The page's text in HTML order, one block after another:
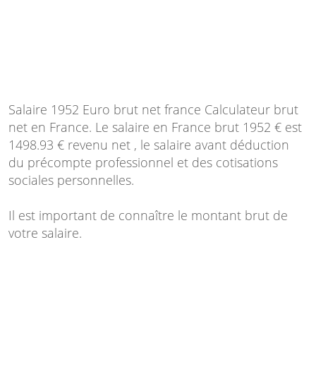
Salaire 1952 Euro brut net france Calculateur brut
net en France. Le salaire en France brut 1952 € est
1498.93 € revenu net , le salaire avant déduction
du précompte professionnel et des cotisations
sociales personnelles.
Il est important de connaître le montant brut de
votre salaire.